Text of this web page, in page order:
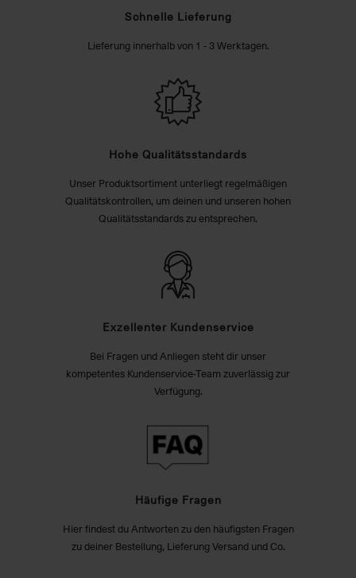
Schnelle Lieferung
Lieferung innerhalb von 1 - 3 Werktagen.
Hohe Qualitätsstandards
Unser Produktsortiment unterliegt regelmäßigen
Qualitätskontrollen, um deinen und unseren hohen
Qualitätsstandards zu entsprechen.
Exzellenter Kundenservice
Bei Fragen und Anliegen steht dir unser
kompetentes Kundenservice-Team zuverlässig zur
Verfügung.
Häufige Fragen
Hier findest du Antworten zu den häufigsten Fragen
zu deiner Bestellung, Lieferung Versand und Co.